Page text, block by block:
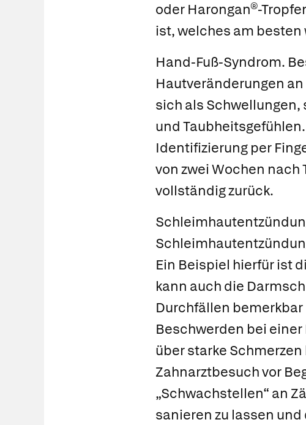
oder Harongan®-
ist, welches am
Hand-Fuß-Syndrom.
Hautveränderungen
sich als
und
Identifizierung per
von zwei Wochen
vollständig zurück.
Ein Beispiel hierfür ist
kann auch die
Durchfällen
Beschwerden bei
über starke
Zahnarztbesuch vor
„Schwachstellen“ an
sanieren zu lassen